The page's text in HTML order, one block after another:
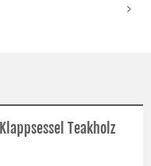
Teakholz